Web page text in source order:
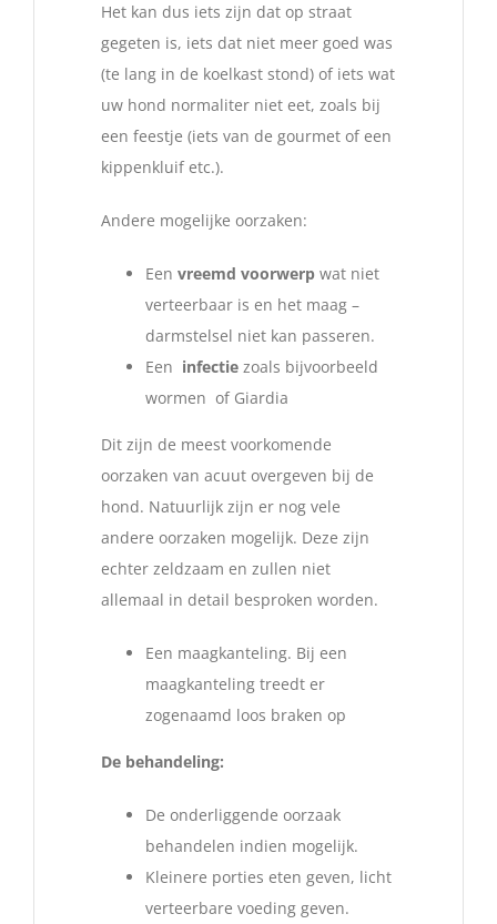
Het kan dus iets zijn dat op straat
gegeten is, iets dat niet meer goed was
(te lang in de koelkast stond) of iets wat
uw hond normaliter niet eet, zoals bij
een feestje (iets van de gourmet of een
kippenkluif etc.).
Andere mogelijke oorzaken:
Een vreemd voorwerp wat niet
verteerbaar is en het maag –
darmstelsel niet kan passeren.
Een infectie zoals bijvoorbeeld
wormen of Giardia
Dit zijn de meest voorkomende
oorzaken van acuut overgeven bij de
hond. Natuurlijk zijn er nog vele
andere oorzaken mogelijk. Deze zijn
echter zeldzaam en zullen niet
allemaal in detail besproken worden.
Een maagkanteling. Bij een
maagkanteling treedt er
zogenaamd loos braken op
De behandeling:
De onderliggende oorzaak
behandelen indien mogelijk.
Kleinere porties eten geven, licht
verteerbare voeding geven.